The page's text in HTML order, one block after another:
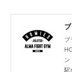
ブ
ン
駅